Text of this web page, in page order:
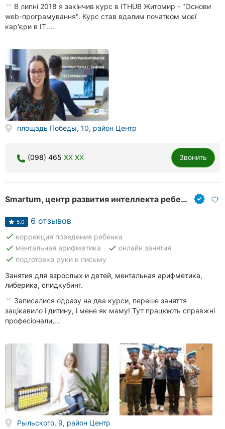
В липні 2018 я закінчив курс в ITHUB Житомир - "Основи
web-програмування". Курс став вдалим початком моєї
кар'єри в IT....
площадь Победы, 10, район Центр
(098) 465 XX XX Звонить
Smartum, центр развития интеллекта ребенка
5.0 6 отзывов
done коррекция поведения ребенка
done ментальная арифметика done онлайн занятия
done подготовка руки к письму
Занятия для взрослых и детей, ментальная арифметика,
либерика, спидкубинг.
Записалися одразу на два курси, переше заняття
зацікавило і дитину, і мене як маму! Тут працюють справжні
професіонали,...
Рыльского, 9, район Центр